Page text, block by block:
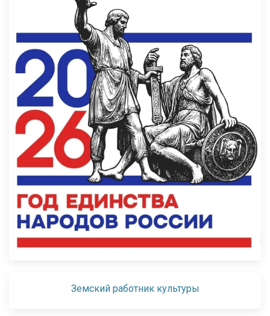
Земский работник культуры